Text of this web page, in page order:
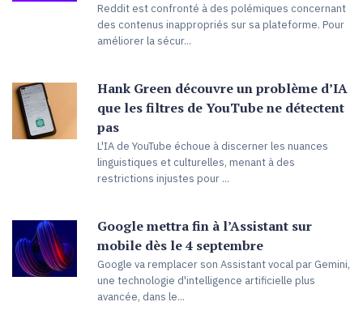
Reddit est confronté à des polémiques concernant
des contenus inappropriés sur sa plateforme. Pour
améliorer la sécur...
Hank Green découvre un problème d’IA
que les filtres de YouTube ne détectent
pas
L'IA de YouTube échoue à discerner les nuances
linguistiques et culturelles, menant à des
restrictions injustes pour ...
Google mettra fin à l’Assistant sur
mobile dès le 4 septembre
Google va remplacer son Assistant vocal par Gemini,
une technologie d'intelligence artificielle plus
avancée, dans le...